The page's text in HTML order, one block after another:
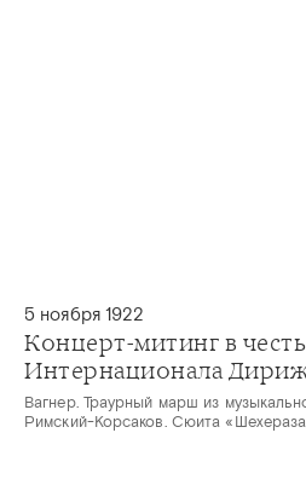
5 ноября 1922
Концерт-митинг в
Интернационала
Вагнер. Траурный марш из
Римский-Корсаков. Сюита